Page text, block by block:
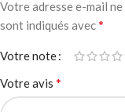
Votre adresse e-mail
sont indiqués avec*
Votre note
Votre avis *